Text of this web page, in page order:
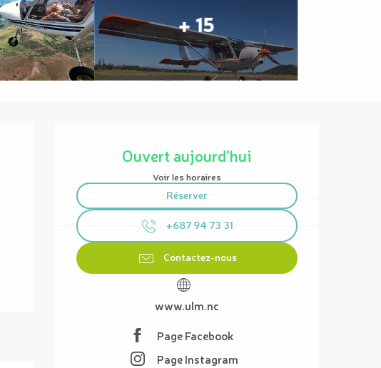
+ 15
Ouvert aujourd'hui
Voir les horaires
Réserver
+687 94 73 31
Contactez-nous
www.ulm.nc
Page Facebook
Page Instagram